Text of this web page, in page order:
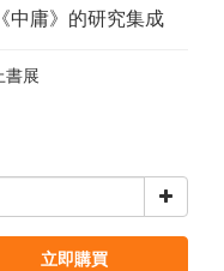
中庸》的研究集成
書展
立即購買